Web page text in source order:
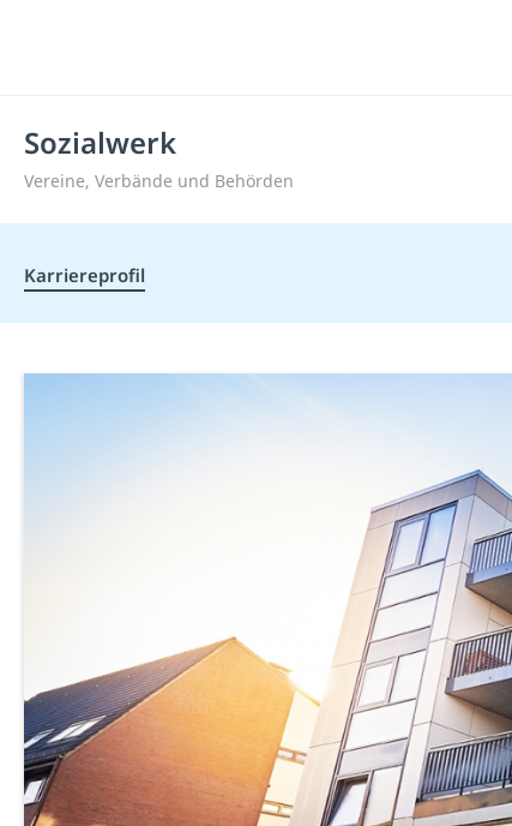
Sozialwerk
Vereine, Verbände und Behörden
Karriereprofil